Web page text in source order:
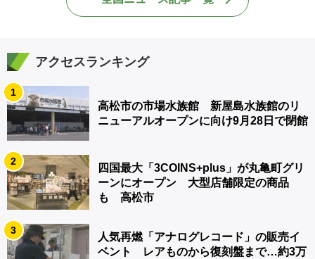
アクセスランキング
1
高松市の市場水族館 新屋島水族館のリ
ニューアルオープンに向け9月28日で閉館
2
四国最大「3COINS+plus」が丸亀町グリ
ーンにオープン 大型店舗限定の商品
も 高松市
3
人気再燃「アナログレコード」の販売イ
ベント レアものから復刻盤まで…約3万